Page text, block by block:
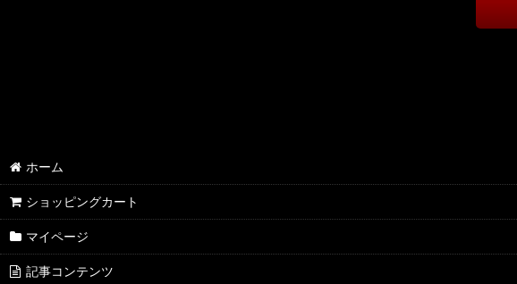
ホーム
ショッピングカート
マイページ
記事コンテンツ